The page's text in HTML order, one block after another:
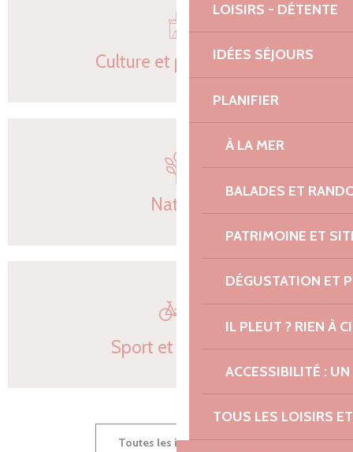
LOISIRS - DÉTENTE
IDÉES SÉJOURS
PLANIFIER
À LA MER
BALADES ET
PATRIMOINE ET
DÉGUSTATION ET
IL PLEUT ? RIEN À
ACCESSIBILITÉ :
TOUS LES LOISIRS
Culture et patrimoine
Nature
Sport et activités
Toutes les inspirations